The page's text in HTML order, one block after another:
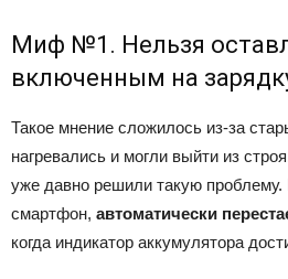
Миф №1. Нельзя
включенным на
Такое мнение сложилось из-за
нагревались и могли выйти из
уже давно решили такую
смартфон, автоматически
когда индикатор аккумулятора